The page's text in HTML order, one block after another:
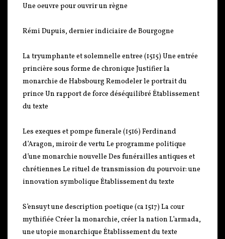
Une oeuvre pour ouvrir un règne
Rémi Dupuis, dernier indiciaire de Bourgogne
La tryumphante et solemnelle entree (1515) Une entrée
princière sous forme de chronique Justifier la
monarchie de Habsbourg Remodeler le portrait du
prince Un rapport de force déséquilibré Établissement
du texte
Les exeques et pompe funerale (1516) Ferdinand
d’Aragon, miroir de vertu Le programme politique
d’une monarchie nouvelle Des funérailles antiques et
chrétiennes Le rituel de transmission du pourvoir: une
innovation symbolique Établissement du texte
S’ensuyt une description poetique (ca 1517) La cour
mythifiée Créer la monarchie, créer la nation L’armada,
une utopie monarchique Établissement du texte